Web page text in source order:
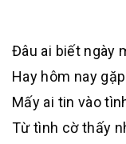
Đâu ai biết ngày
Hay hôm nay
Mấy ai tin vào
Từ tình cờ thấy